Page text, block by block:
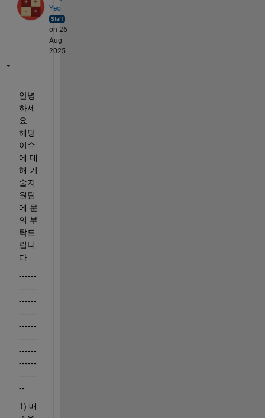
Yeo
on 26
Aug
2025
안녕
하세
요.
해당
이슈
에 대
해 기
술지
원팀
에 문
의 부
탁드
립니
다.
------
------
------
------
------
------
------
------
------
--
1) 매